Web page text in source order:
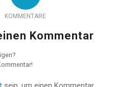
KOMMENTARE
Kommentar